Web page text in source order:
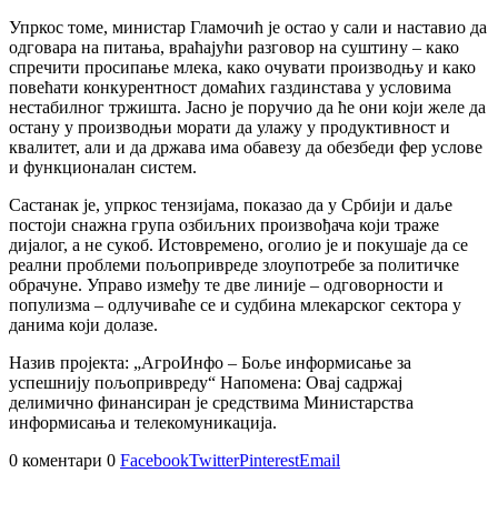
Упркос томе, министар Гламочић је остао у сали и наставио да
одговара на питања, враћајући разговор на суштину – како
спречити просипање млека, како очувати производњу и како
повећати конкурентност домаћих газдинстава у условима
нестабилног тржишта. Јасно је поручио да ће они који желе да
остану у производњи морати да улажу у продуктивност и
квалитет, али и да држава има обавезу да обезбеди фер услове
и функционалан систем.
Састанак је, упркос тензијама, показао да у Србији и даље
постоји снажна група озбиљних произвођача који траже
дијалог, а не сукоб. Истовремено, оголио је и покушаје да се
реални проблеми пољопривреде злоупотребе за политичке
обрачуне. Управо између те две линије – одговорности и
популизма – одлучиваће се и судбина млекарског сектора у
данима који долазе.
Назив пројекта: „АгроИнфо – Боље информисање за
успешнију пољопривреду“ Напомена: Овај садржај
делимично финансиран је средствима Министарства
информисања и телекомуникација.
0 коментари 0 FacebookTwitterPinterestEmail